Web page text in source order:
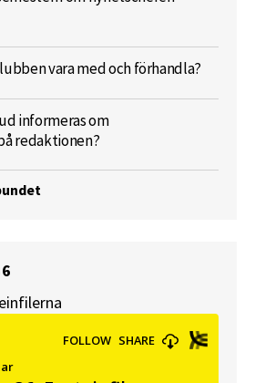
vara med och förhandla?
informeras om
redaktionen?